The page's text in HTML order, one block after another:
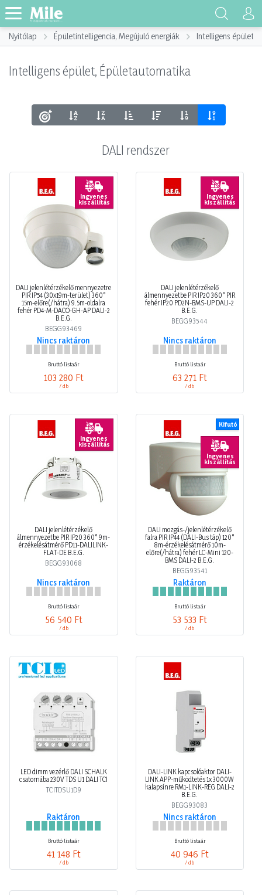
Nyitólap Épületintelligencia, Megújuló energiák Intelligens épület,
Intelligens épület, Épületautomatika
DALI rendszer
Ingyenes
kiszállítás
DALI jelenlétérzékelő mennyezetre
PIR IP54 (30x19m-terület) 360°
15m-előre(/hátra) 9.5m-oldalra
fehér PD4-M-DACO-GH-AP DALI-2
B.E.G.
BEGG93469
Nincs raktáron
Bruttó listaár
103 280 Ft
/ db
Ingyenes
kiszállítás
DALI jelenlétérzékelő
álmennyezetbe PIR IP20 360° PIR
fehér IP20 PD2N-BMS-UP DALI-2
B.E.G.
BEGG93544
Nincs raktáron
Bruttó listaár
63 271 Ft
/ db
Ingyenes
kiszállítás
DALI jelenlétérzékelő
álmennyezetbe PIR IP20 360° 9m-
érzékelésátmérő PD11-DALILINK-
FLAT-DE B.E.G.
BEGG93068
Nincs raktáron
Bruttó listaár
56 540 Ft
/ db
Kifutó
Ingyenes
kiszállítás
DALI mozgás-/jelenlétérzékelő
falra PIR IP44 (DALI-Bus táp) 120°
8m-érzékelésátmérő 10m-
előre(/hátra) fehér LC-Mini 120-
BMS DALI-2 B.E.G.
BEGG93541
Raktáron
Bruttó listaár
53 533 Ft
/ db
LED dimm vezérlő DALI SCHALK
csatornába 230V TDS U1 DALI TCI
TCITDSU1D9
Raktáron
Bruttó listaár
41 148 Ft
/ db
DALI-LINK kapcsolóaktor DALI-
LINK APP-működtetés 1x 3000W
kalapsínre RM1-LINK-REG DALI-2
B.E.G.
BEGG93083
Nincs raktáron
Bruttó listaár
40 946 Ft
/ db